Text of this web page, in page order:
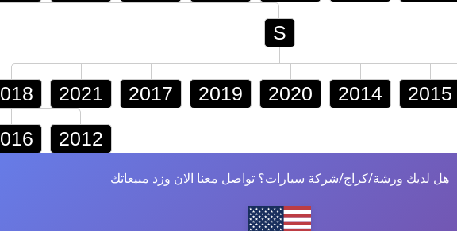
S
2021 2017 2019 2020 2014 2015
2012
هل لديك ورشة/كراج/شركة سيارات؟ تواصل معنا الان وزد مبيعاتك